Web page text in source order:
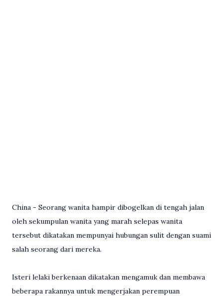
China - Seorang wanita hampir dibogelkan di tengah jalan
oleh sekumpulan wanita yang marah selepas wanita
tersebut dikatakan mempunyai hubungan sulit dengan suami
salah seorang dari mereka.
Isteri lelaki berkenaan dikatakan mengamuk dan membawa
beberapa rakannya untuk mengerjakan perempuan